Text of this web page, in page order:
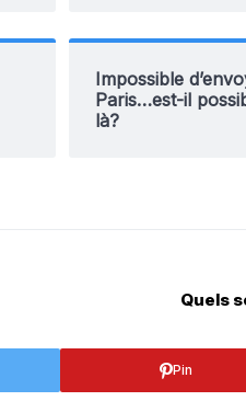
Impossible
Paris…est-il
là?
Quels
Pin